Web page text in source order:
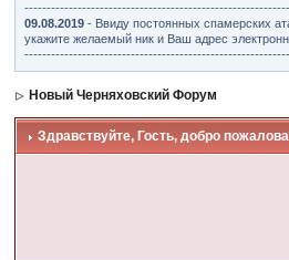
09.08.2019 - Ввиду постоянных спамерских
укажите желаемый ник и Ваш адрес
Новый Черняховский Форум
Здравствуйте, Гость, добро